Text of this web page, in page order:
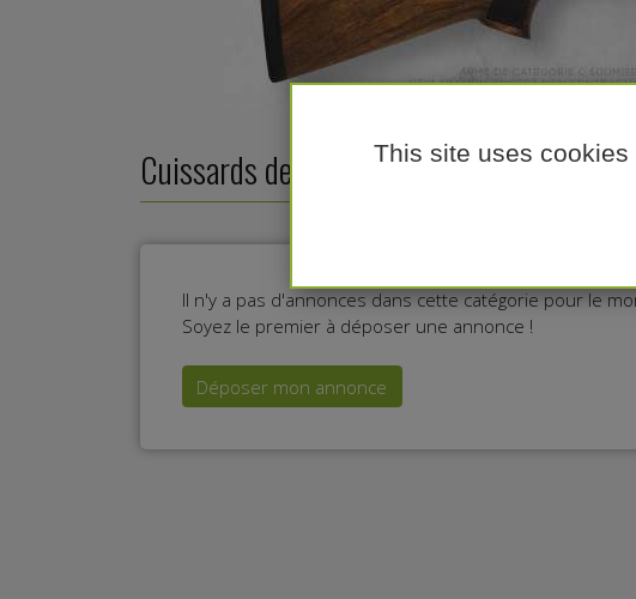
Cuissards de chasse
Il n'y a pas d'annonces dans cette catégorie pour le
Soyez le premier à déposer une annonce !
Déposer mon annonce
This site uses